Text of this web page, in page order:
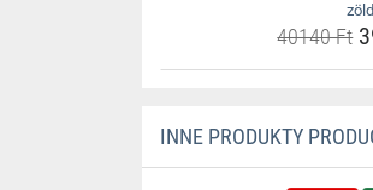
zöld
40140 Ft
INNE PRODUKTY